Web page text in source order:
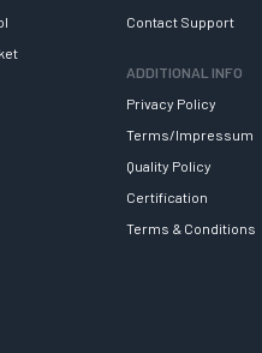
Contact Support
ADDITIONAL INFO
Privacy Policy
Terms/Impressum
Quality Policy
Certification
Terms & Conditions